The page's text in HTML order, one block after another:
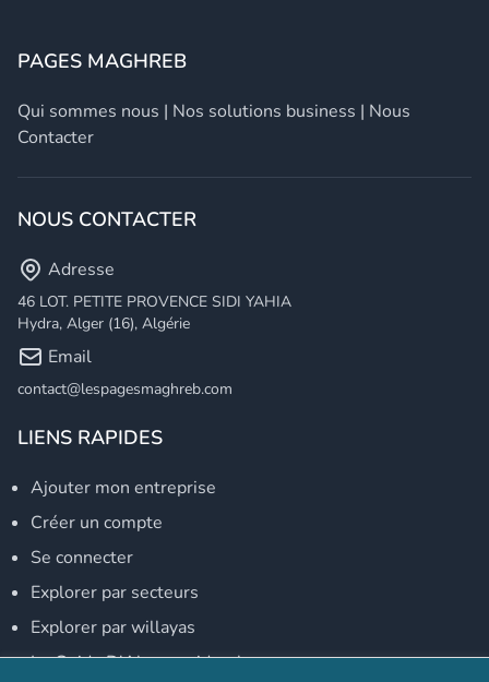
PAGES MAGHREB
Qui sommes nous | Nos solutions business | Nous
Contacter
NOUS CONTACTER
Adresse
46 LOT. PETITE PROVENCE SIDI YAHIA
Hydra, Alger (16), Algérie
Email
contact@lespagesmaghreb.com
LIENS RAPIDES
Ajouter mon entreprise
Créer un compte
Se connecter
Explorer par secteurs
Explorer par willayas
Le Guide D'Alger, guide-alger.com